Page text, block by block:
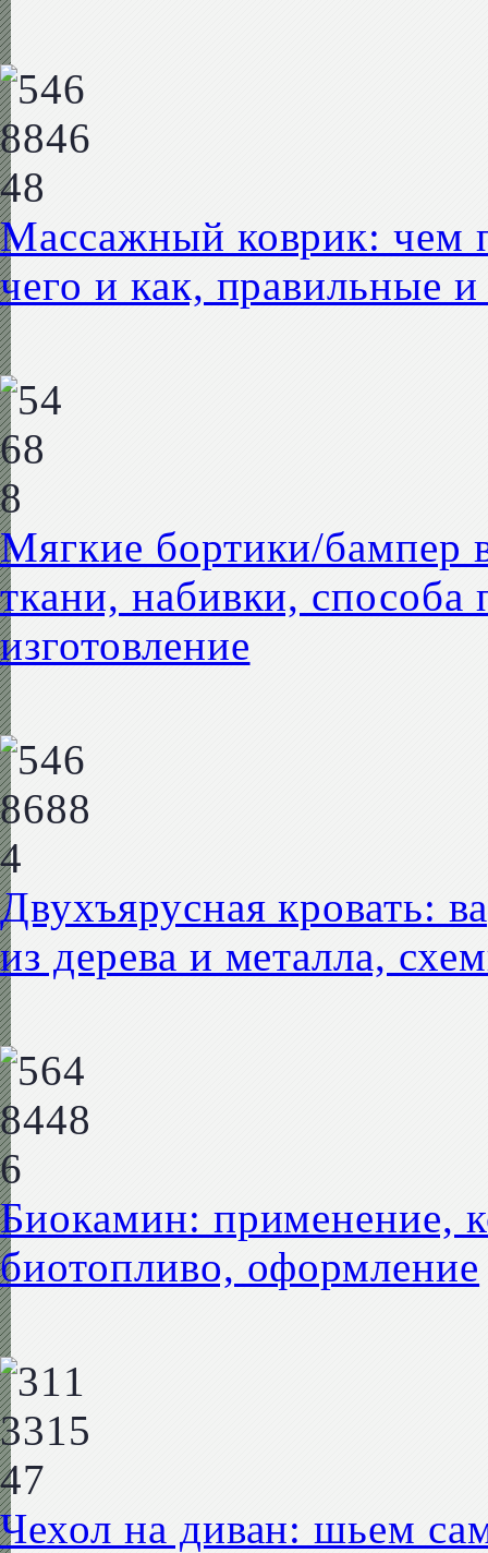
Массажный коврик: чем
чего и как, правильные
Мягкие бортики/бампер
ткани, набивки,
изготовление
Двухъярусная кровать:
из дерева и металла,
Биокамин: применение,
биотопливо, оформление
Чехол на диван: шьем